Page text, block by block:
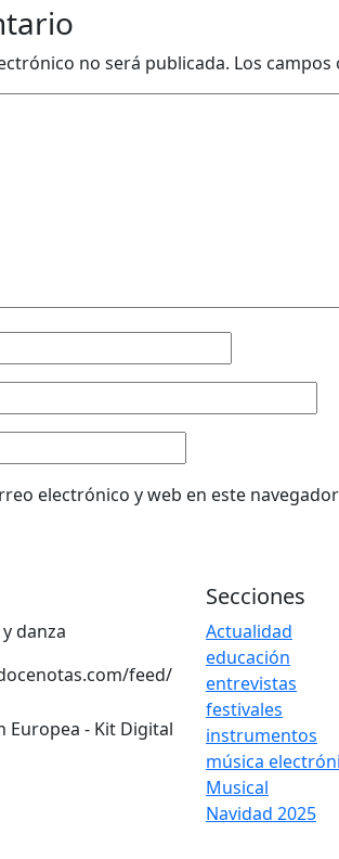
no será publicada. Los
electrónico y web en este
danza
feed/
Secciones
Actualidad
educación
entrevistas
festivales
instrumentos
música
Musical
Navidad 2025